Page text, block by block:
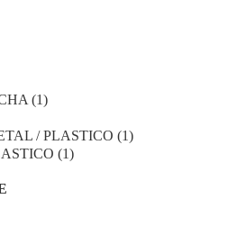
(1)
/ PLASTICO (1)
(1)